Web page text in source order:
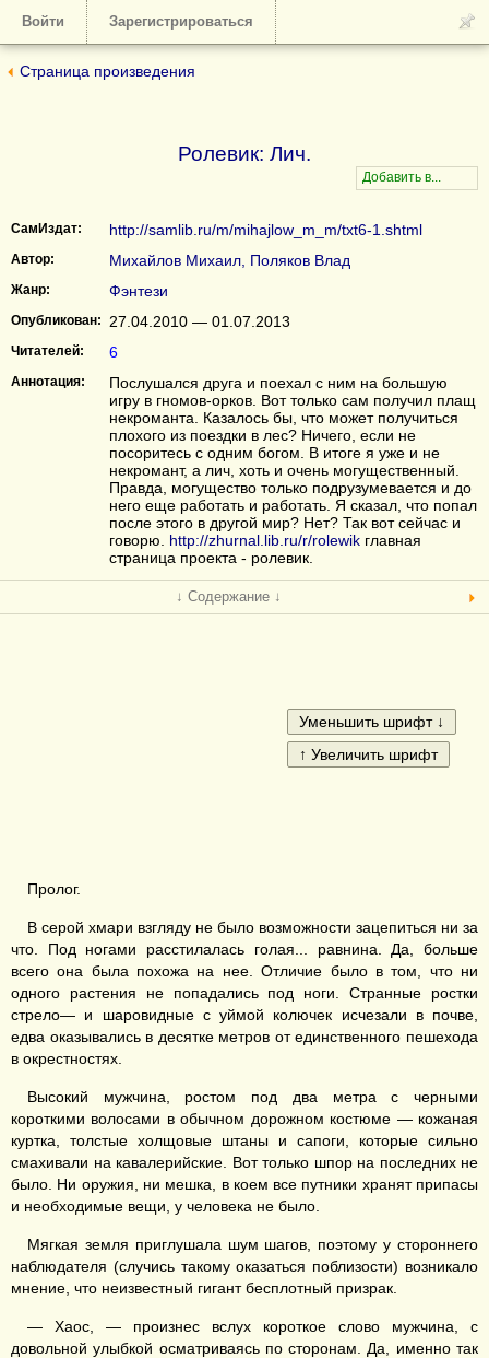
Войти Зарегистрироваться
Страница произведения
Ролевик: Лич.
СамИздат: http://samlib.ru/m/mihajlow_m_m/txt6-1.shtml
Автор: Михайлов Михаил, Поляков Влад
Жанр: Фэнтези
Опубликован: 27.04.2010 — 01.07.2013
Читателей: 6
Аннотация:
Послушался друга и поехал с ним на большую
игру в гномов-орков. Вот только сам получил плащ
некроманта. Казалось бы, что может получиться
плохого из поездки в лес? Ничего, если не
посоритесь с одним богом. В итоге я уже и не
некромант, а лич, хоть и очень могущественный.
Правда, могущество только подрузумевается и до
него еще работать и работать. Я сказал, что попал
после этого в другой мир? Нет? Так вот сейчас и
говорю. http://zhurnal.lib.ru/r/rolewik главная
страница проекта - ролевик.
↓ Содержание ↓
Пролог.
В серой хмари взгляду не было возможности зацепиться ни за
что. Под ногами расстилалась голая... равнина. Да, больше
всего она была похожа на нее. Отличие было в том, что ни
одного растения не попадались под ноги. Странные ростки
стрело— и шаровидные с уймой колючек исчезали в почве,
едва оказывались в десятке метров от единственного пешехода
в окрестностях.
Высокий мужчина, ростом под два метра с черными
короткими волосами в обычном дорожном костюме — кожаная
куртка, толстые холщовые штаны и сапоги, которые сильно
смахивали на кавалерийские. Вот только шпор на последних не
было. Ни оружия, ни мешка, в коем все путники хранят припасы
и необходимые вещи, у человека не было.
Мягкая земля приглушала шум шагов, поэтому у стороннего
наблюдателя (случись такому оказаться поблизости) возникало
мнение, что неизвестный гигант бесплотный призрак.
— Хаос, — произнес вслух короткое слово мужчина, с
довольной улыбкой осматриваясь по сторонам. Да, именно так